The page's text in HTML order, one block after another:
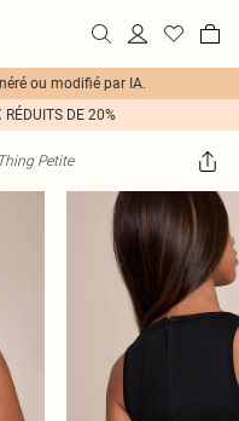
ou modifié par IA.
RÉDUITS DE 20%
Petite